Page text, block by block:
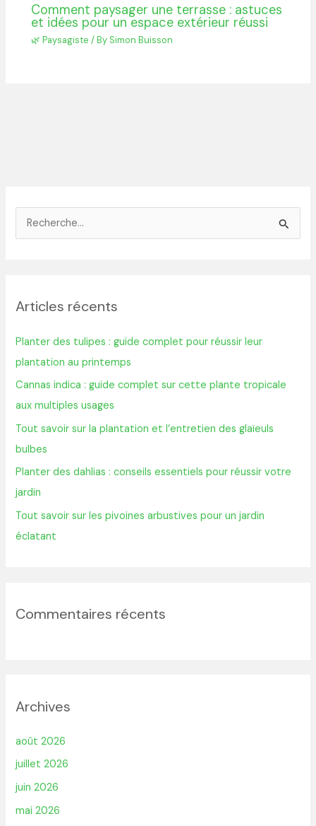
Comment paysager une terrasse : astuces
et idées pour un espace extérieur réussi
🌿 Paysagiste / By Simon Buisson
e
c
h
e
r
:
Articles récents
Planter des tulipes : guide complet pour réussir leur
plantation au printemps
Cannas indica : guide complet sur cette plante tropicale
aux multiples usages
Tout savoir sur la plantation et l’entretien des glaïeuls
bulbes
Planter des dahlias : conseils essentiels pour réussir votre
jardin
Tout savoir sur les pivoines arbustives pour un jardin
éclatant
Commentaires récents
Archives
août 2026
juillet 2026
juin 2026
mai 2026